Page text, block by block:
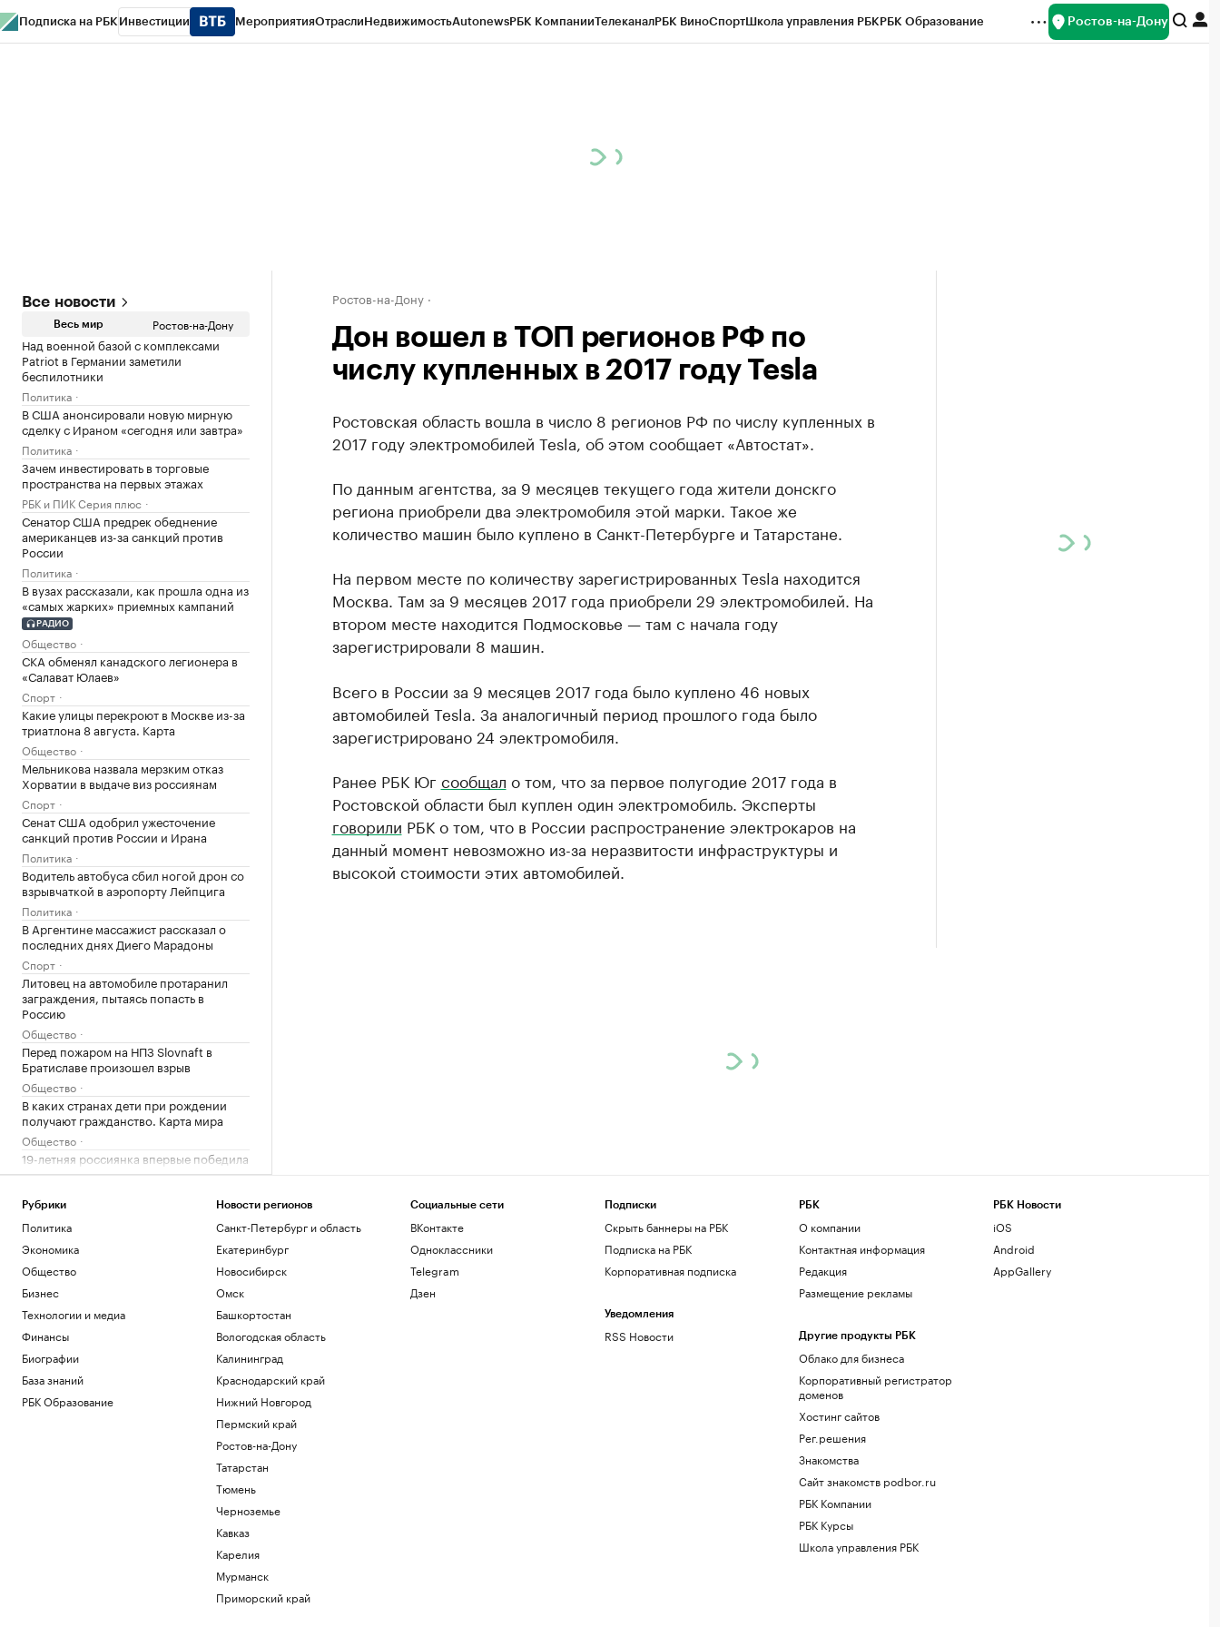
Подписка на РБК Инвестиции МероприятияОтраслиНедвижимостьAutonewsРБК КомпанииТелеканалРБК ВиноСпортШкола управления РБКРБК Образование Ростов-на-Дону
Все новости
Весь мир Ростов-на-Дону
Над военной базой с комплексами
Patriot в Германии заметили
беспилотники
Политика
В США анонсировали новую мирную
сделку с Ираном «сегодня или завтра»
Политика
Зачем инвестировать в торговые
пространства на первых этажах
РБК и ПИК Серия плюс
Сенатор США предрек обеднение
американцев из-за санкций против
России
Политика
В вузах рассказали, как прошла одна из
«самых жарких» приемных кампаний
РАДИО
Общество
СКА обменял канадского легионера в
«Салават Юлаев»
Спорт
Какие улицы перекроют в Москве из-за
триатлона 8 августа. Карта
Общество
Мельникова назвала мерзким отказ
Хорватии в выдаче виз россиянам
Спорт
Сенат США одобрил ужесточение
санкций против России и Ирана
Политика
Водитель автобуса сбил ногой дрон со
взрывчаткой в аэропорту Лейпцига
Политика
В Аргентине массажист рассказал о
последних днях Диего Марадоны
Спорт
Литовец на автомобиле протаранил
заграждения, пытаясь попасть в
Россию
Общество
Перед пожаром на НПЗ Slovnaft в
Братиславе произошел взрыв
Общество
В каких странах дети при рождении
получают гражданство. Карта мира
Общество
19-летняя россиянка впервые победила
соперницу из топ-20 на турнире WTA
Пентагон показал 16 новых записей с
неопознанными объектами. Видео
Общество
Зачем экономике России нужна
товарная биржа
РБК и Петербургская Биржа
Суд назвал Трампа «временным
жильцом» Белого дома и остановил
Политика
Зеленский впервые за время
президентства прибыл в Сербию
Ростов-на-Дону
Дон вошел в ТОП регионов РФ по
числу купленных в 2017 году Tesla
Ростовская область вошла в число 8 регионов РФ по числу купленных в
2017 году электромобилей Tesla, об этом сообщает «Автостат».
По данным агентства, за 9 месяцев текущего года жители донскго
региона приобрели два электромобиля этой марки. Такое же
количество машин было куплено в Санкт-Петербурге и Татарстане.
На первом месте по количеству зарегистрированных Tesla находится
Москва. Там за 9 месяцев 2017 года приобрели 29 электромобилей. На
втором месте находится Подмосковье — там с начала году
зарегистрировали 8 машин.
Всего в России за 9 месяцев 2017 года было куплено 46 новых
автомобилей Tesla. За аналогичный период прошлого года было
зарегистрировано 24 электромобиля.
Ранее РБК Юг сообщал о том, что за первое полугодие 2017 года в
Ростовской области был куплен один электромобиль. Эксперты
говорили РБК о том, что в России распространение электрокаров на
данный момент невозможно из-за неразвитости инфраструктуры и
высокой стоимости этих автомобилей.
Рубрики
Политика
Экономика
Общество
Бизнес
Технологии и медиа
Финансы
Биографии
База знаний
РБК Образование
Новости регионов
Санкт-Петербург и область
Екатеринбург
Новосибирск
Омск
Башкортостан
Вологодская область
Калининград
Краснодарский край
Нижний Новгород
Пермский край
Ростов-на-Дону
Татарстан
Тюмень
Черноземье
Кавказ
Карелия
Мурманск
Приморский край
Социальные сети
ВКонтакте
Одноклассники
Telegram
Дзен
Подписки
Скрыть баннеры на РБК
Подписка на РБК
Корпоративная подписка
Уведомления
RSS Новости
РБК
О компании
Контактная информация
Редакция
Размещение рекламы
Другие продукты РБК
Облако для бизнеса
Корпоративный регистратор
доменов
Хостинг сайтов
Рег.решения
Знакомства
Сайт знакомств podbor.ru
РБК Компании
РБК Курсы
Школа управления РБК
РБК Новости
iOS
Android
AppGallery